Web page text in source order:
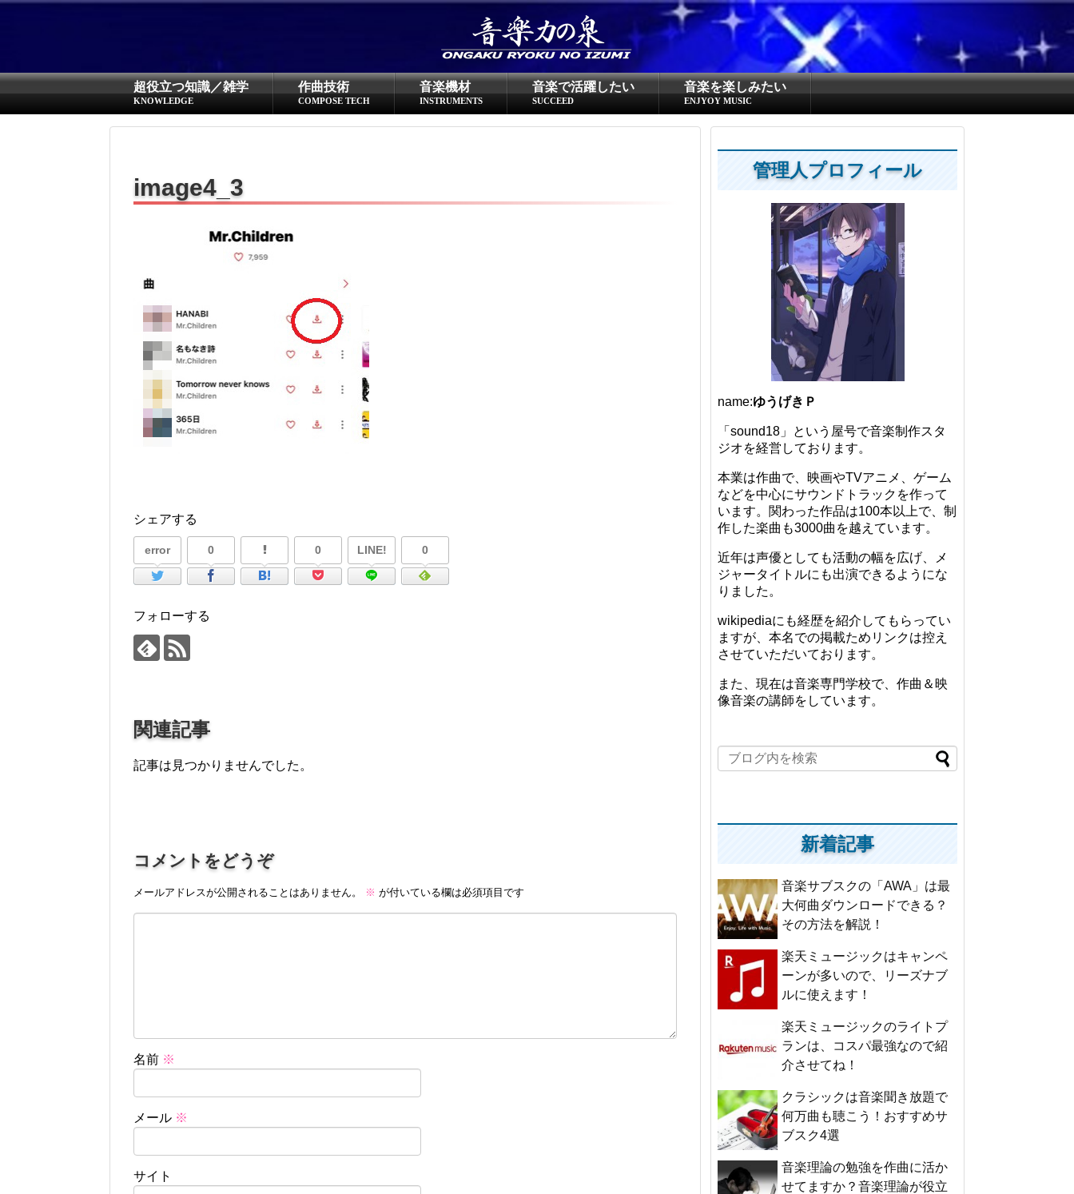
超役立つ知識／雑学
KNOWLEDGE
作曲技術
COMPOSE TECH
音楽機材
INSTRUMENTS
音楽で活躍したい
SUCCEED
音楽を楽しみたい
ENJYOY MUSIC
image4_3
シェアする
error 0 0 LINE! 0
フォローする
関連記事
記事は見つかりませんでした。
コメントをどうぞ
メールアドレスが公開されることはありません。 ※ が付いている欄は必須項目です
名前 ※
メール ※
サイト
管理人プロフィール
name:ゆうげきＰ
「sound18」という屋号で音楽制作スタ
ジオを経営しております。
本業は作曲で、映画やTVアニメ、ゲーム
などを中心にサウンドトラックを作って
います。関わった作品は100本以上で、制
作した楽曲も3000曲を越えています。
近年は声優としても活動の幅を広げ、メ
ジャータイトルにも出演できるようにな
りました。
wikipediaにも経歴を紹介してもらってい
ますが、本名での掲載ためリンクは控え
させていただいております。
また、現在は音楽専門学校で、作曲＆映
像音楽の講師をしています。
新着記事
音楽サブスクの「AWA」は最
大何曲ダウンロードできる？
その方法を解説！
楽天ミュージックはキャンペ
ーンが多いので、リーズナブ
ルに使えます！
楽天ミュージックのライトプ
ランは、コスパ最強なので紹
介させてね！
クラシックは音楽聞き放題で
何万曲も聴こう！おすすめサ
ブスク4選
音楽理論の勉強を作曲に活か
せてますか？音楽理論が役立
超役立つ知識／雑学
knowledge
クラシックを10倍楽しむ方法
音のしくみ
enjyoy music
音楽聴き放題サービス